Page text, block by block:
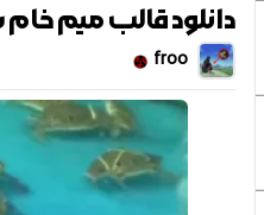
دانلود قالب میم
froo